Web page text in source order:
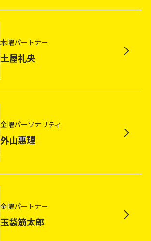
木曜パートナー
土屋礼央
金曜パーソナリティ
外山惠理
金曜パートナー
玉袋筋太郎